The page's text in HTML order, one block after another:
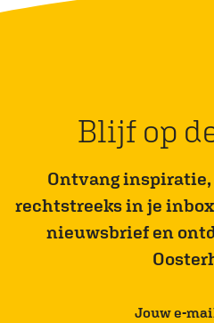
Blijf op
Ontvang
rechtstreeks in je
nieuwsbrief en
Jouw e-